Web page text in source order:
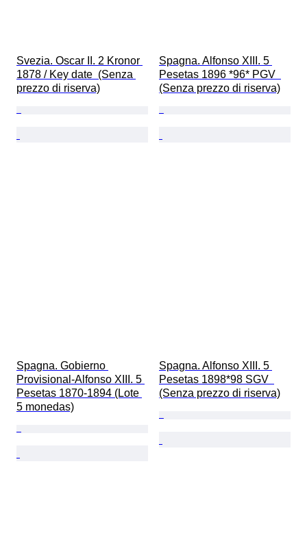
Svezia. Oscar II. 2 Kronor
1878 / Key date  (Senza
prezzo di riserva)
Spagna. Alfonso XIII. 5
Pesetas 1896 *96* PGV
(Senza prezzo di riserva)
Spagna. Gobierno
Provisional-Alfonso XIII. 5
Pesetas 1870-1894 (Lote
5 monedas)
Spagna. Alfonso XIII. 5
Pesetas 1898*98 SGV
(Senza prezzo di riserva)